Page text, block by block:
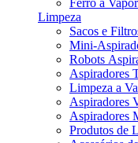
Ferro a Vapor
Limpeza
Sacos e
Mini-
Robots
Aspiradores
Limpeza a
Aspiradores
Aspiradores
Produtos de